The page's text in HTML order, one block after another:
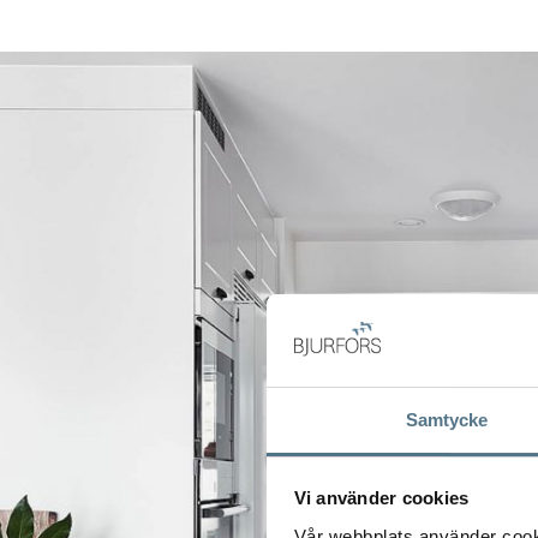
Samtycke
Vi använder cookies